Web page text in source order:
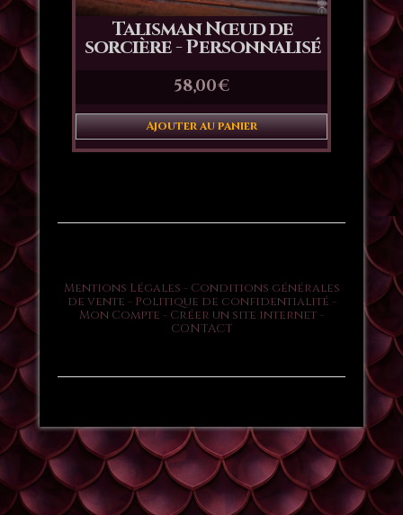
Talisman Nœud de
sorcière - Personnalisé
58,00€
Ajouter au panier
Mentions Légales
Conditions générales
de vente
Politique de confidentialité
Mon Compte
Créer un site internet
CONTACT